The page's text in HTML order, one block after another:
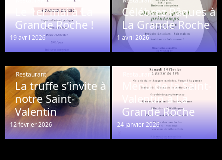
Le 1er mai à La
Grande Roche !
19 avril 2026
Célébrez Pâques à
La Grande Roche
1 avril 2026
Restaurant
La truffe s’invite à
notre Saint-
Valentin
12 février 2026
Restaurant
Menu de la Saint-
Valentin à La
Grande Roche
24 janvier 2026